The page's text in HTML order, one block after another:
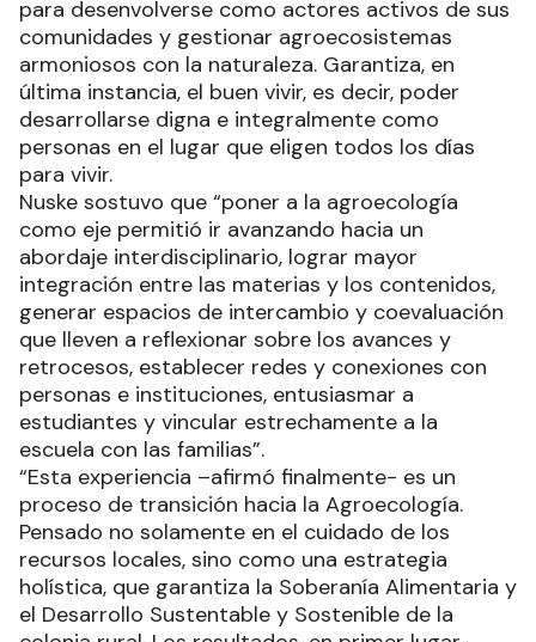
para desenvolverse como actores activos de sus
comunidades y gestionar agroecosistemas
armoniosos con la naturaleza. Garantiza, en
última instancia, el buen vivir, es decir, poder
desarrollarse digna e integralmente como
personas en el lugar que eligen todos los días
para vivir.
Nuske sostuvo que “poner a la agroecología
como eje permitió ir avanzando hacia un
abordaje interdisciplinario, lograr mayor
integración entre las materias y los contenidos,
generar espacios de intercambio y coevaluación
que lleven a reflexionar sobre los avances y
retrocesos, establecer redes y conexiones con
personas e instituciones, entusiasmar a
estudiantes y vincular estrechamente a la
escuela con las familias”.
“Esta experiencia –afirmó finalmente- es un
proceso de transición hacia la Agroecología.
Pensado no solamente en el cuidado de los
recursos locales, sino como una estrategia
holística, que garantiza la Soberanía Alimentaria y
el Desarrollo Sustentable y Sostenible de la